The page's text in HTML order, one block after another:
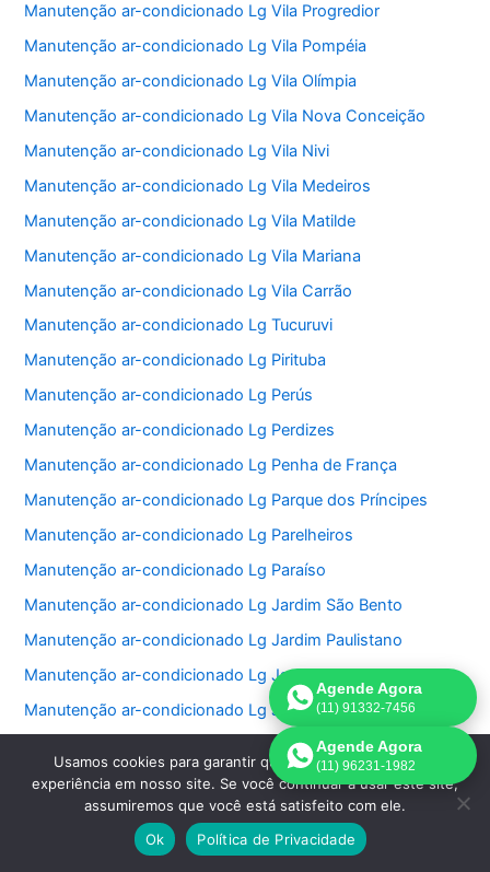
Manutenção ar-condicionado Lg Vila Progredior
Manutenção ar-condicionado Lg Vila Pompéia
Manutenção ar-condicionado Lg Vila Olímpia
Manutenção ar-condicionado Lg Vila Nova Conceição
Manutenção ar-condicionado Lg Vila Nivi
Manutenção ar-condicionado Lg Vila Medeiros
Manutenção ar-condicionado Lg Vila Matilde
Manutenção ar-condicionado Lg Vila Mariana
Manutenção ar-condicionado Lg Vila Carrão
Manutenção ar-condicionado Lg Tucuruvi
Manutenção ar-condicionado Lg Pirituba
Manutenção ar-condicionado Lg Perús
Manutenção ar-condicionado Lg Perdizes
Manutenção ar-condicionado Lg Penha de França
Manutenção ar-condicionado Lg Parque dos Príncipes
Manutenção ar-condicionado Lg Parelheiros
Manutenção ar-condicionado Lg Paraíso
Manutenção ar-condicionado Lg Jardim São Bento
Manutenção ar-condicionado Lg Jardim Paulistano
Manutenção ar-condicionado Lg Jardim Paulista
Manutenção ar-condicionado Lg Jardim Morumbi
Manutenção ar-condicionado Lg Jardim Fonte do Morumbi
Manutenção ar-condicionado Lg Jardim Europa
Manutenção ar-condicionado Lg Jardim das Perdizes
Manutenção ar-condicionado Lg Jardim das Acacias
Agende Agora
(11) 91332-7456
Agende Agora
(11) 96231-1982
Usamos cookies para garantir que oferecemos a melhor
experiência em nosso site. Se você continuar a usar este site,
assumiremos que você está satisfeito com ele.
Ok
Política de Privacidade